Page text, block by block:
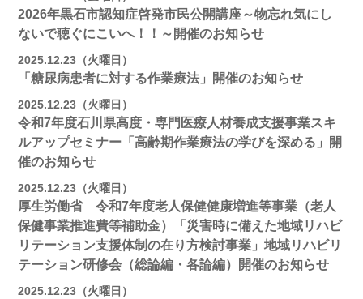
2026年黒石市認知症啓発市民公開講座～物忘れ気にし
ないで聴ぐにこいへ！！～開催のお知らせ
2025.12.23（火曜日）
「糖尿病患者に対する作業療法」開催のお知らせ
2025.12.23（火曜日）
令和7年度石川県高度・専門医療人材養成支援事業スキ
ルアップセミナー「高齢期作業療法の学びを深める」開
催のお知らせ
2025.12.23（火曜日）
厚生労働省 令和7年度老人保健健康増進等事業（老人
保健事業推進費等補助金）「災害時に備えた地域リハビ
リテーション支援体制の在り方検討事業」地域リハビリ
テーション研修会（総論編・各論編）開催のお知らせ
2025.12.23（火曜日）